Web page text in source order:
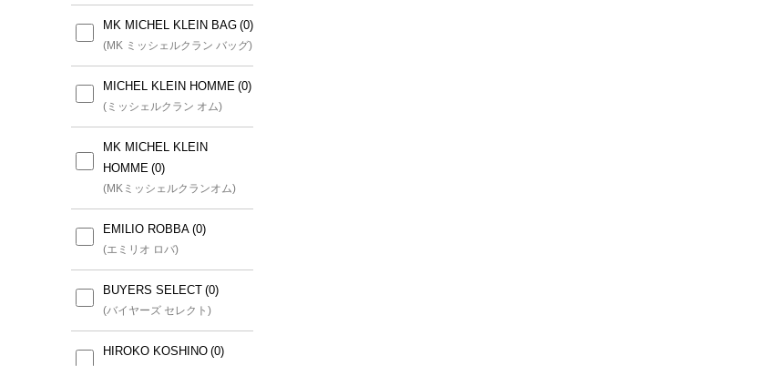
すべて
GIANNI LO GIUDICE(小さ
いサイズ)
いサイズ))
GEORGES RECH(小さいサ
(ジョルジュレッシュ(小さいサ
イズ))
CHRISTIAN AUJARD(小さ
いサイズ)
さいサイズ))
MK MICHEL KLEIN BAG
(MK ミッシェルクラン バッグ)
MICHEL KLEIN HOMME
(ミッシェルクラン オム)
MK MICHEL KLEIN
HOMME
(MKミッシェルクランオム)
EMILIO ROBBA
(エミリオ ロバ)
BUYERS SELECT
(バイヤーズ セレクト)
HIROKO KOSHINO